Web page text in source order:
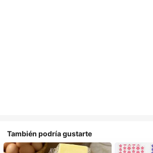
También podría gustarte